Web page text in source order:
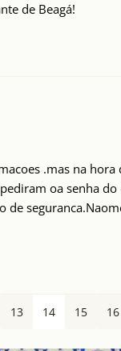
de Beagá!
.mas na hora
oa senha
de
13 14 15 16